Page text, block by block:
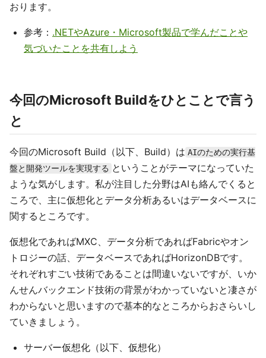
おります。
参考： .NETやAzure・Microsoft製品で学んだことや
気づいたことを共有しよう
今回のMicrosoft Buildをひとことで言う
と
今回のMicrosoft Build（以下、Build）は AIのための実行基
盤と開発ツールを実現する ということがテーマになっていた
ような気がします。私が注目した分野はAIも絡んでくると
ころで、主に仮想化とデータ分析あるいはデータベースに
関するところです。
仮想化であればMXC、データ分析であればFabricやオン
トロジーの話、データベースであればHorizonDBです。
それぞれすごい技術であることは間違いないですが、いか
んせんバックエンド技術の背景がわかっていないと凄さが
わからないと思いますので基本的なところからおさらいし
ていきましょう。
サーバー仮想化（以下、仮想化）